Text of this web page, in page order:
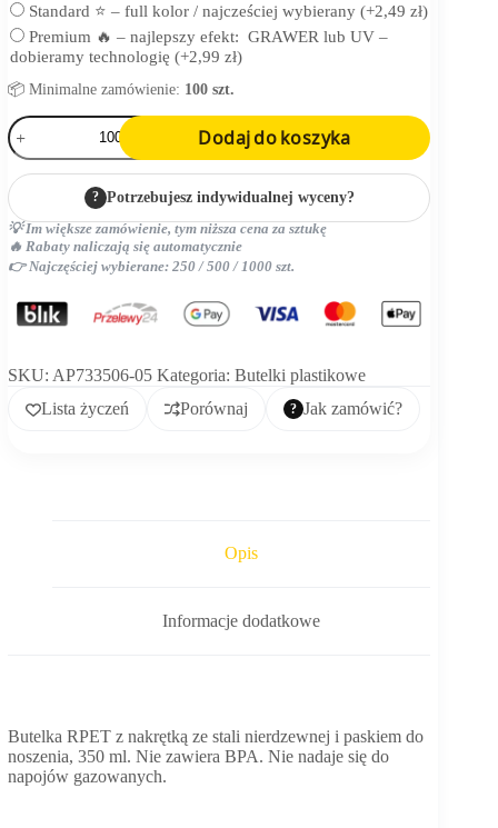
Standard ⭐ – full kolor / najcześciej wybierany (+2,49 zł)
Premium 🔥 – najlepszy efekt: GRAWER lub UV –
dobieramy technologię (+2,99 zł)
📦 Minimalne zamówienie: 100 szt.
ilość
butelka
RPET
Dodaj do koszyka
? Potrzebujesz indywidualnej wyceny?
💡 Im większe zamówienie, tym niższa cena za sztukę
🔥 Rabaty naliczają się automatycznie
👉 Najczęściej wybierane: 250 / 500 / 1000 szt.
SKU: AP733506-05 Kategoria: Butelki plastikowe
Lista życzeń
Porównaj Jak zamówić?
Opis
Informacje dodatkowe
Butelka RPET z nakrętką ze stali nierdzewnej i paskiem do
noszenia, 350 ml. Nie zawiera BPA. Nie nadaje się do
napojów gazowanych.